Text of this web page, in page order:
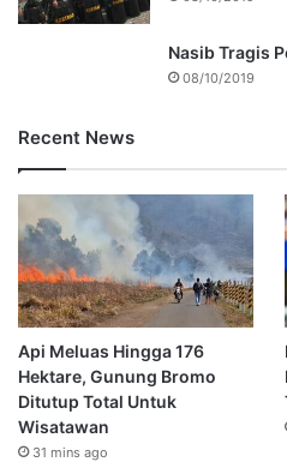
Nasib Tragis
08/10/2019
Recent News
Api Meluas Hingga 176
Hektare, Gunung Bromo
Ditutup Total Untuk
Wisatawan
31 mins ago